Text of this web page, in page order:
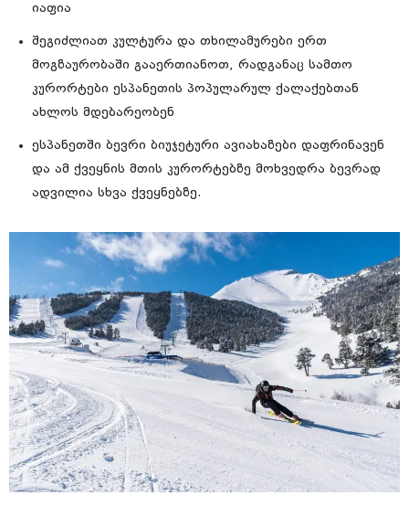
იაფია
შეგიძლიათ კულტურა და თხილამურები ერთ
მოგზაურობაში გააერთიანოთ, რადგანაც სამთო
კურორტები ესპანეთის პოპულარულ ქალაქებთან
ახლოს მდებარეობენ
ესპანეთში ბევრი ბიუჯეტური ავიახაზები დაფრინავენ
და ამ ქვეყნის მთის კურორტებზე მოხვედრა ბევრად
ადვილია სხვა ქვეყნებზე.